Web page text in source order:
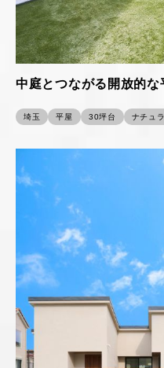
中庭とつながる開放的な
埼玉 平屋 30坪台 ナチュ